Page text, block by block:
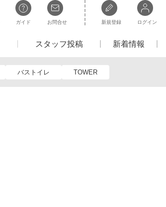
ガイド お問合せ 新規登録 ログイン
スタッフ投稿 新着情報
バストイレ TOWER